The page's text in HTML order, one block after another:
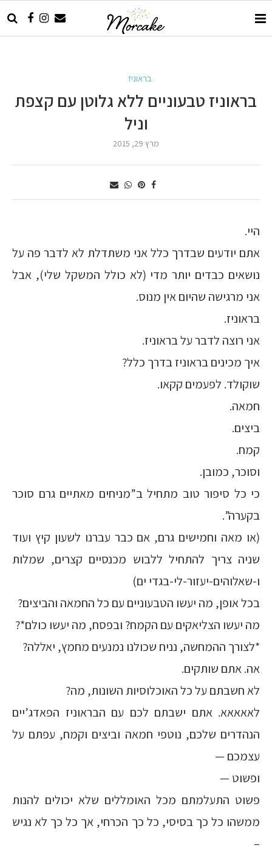
בראוניז
בראוניז טבעוניים ללא גלוטן עם קצפת
וניל
מרץ 29, 2015
היי.
אתם יודעים שבדרך כלל אני משתדלת לא לדבר פה על
נושאים כבדים יותר מדי (לא כולל המשקל שלי), אבל
אני מרגישה שהיום אין מנוס.
בראוניז.
אני רוצה לדבר על בראוניז.
איך מכינים בראוניז בדרך כלל?
שוקולד. לפעמים קקאו.
חמאה.
ביצים.
קמח.
וסוכר, כמובן.
כי כל סיפור טוב מתחיל ב”מניחים מאתיים גרם סוכר
בקערה”.
(או מאה וחמישים גרם, אם כבר עברנו לשעון קיץ ועוד
שניה צריך להתחיל ללבוש מכנסיים קצרים, שמלות
ו-שאלוהים-יעזור-לי-בגדי ים)
בכל אופן, מה יעשו הטבעוניים עם כל החמאה והביצים?
מה יעשו הצליאקים עם הקמח? ובפסח, מה יעשו כולם*?
*לצורך ההמחשה, נניח שכולנו נמנעים מחמץ, יאללה?
אה. אתם שותקים.
לא חשבתם על כל האוכלוסיות השונות, מה?
לאאאאא. אתם ישבתם לכם עם הבראוניז הפאדג’יים
הנהדרים שלכם, נוטפי חמאה וביצים וקמח, עפתם על
עצמכם —
ופשוט —
פשוט התעלמתם מכל האומללים שלא יכולים להנות
ממשהו כל כך בסיסי, כל כך הכרחי, אך כל כך לא נגיש
–